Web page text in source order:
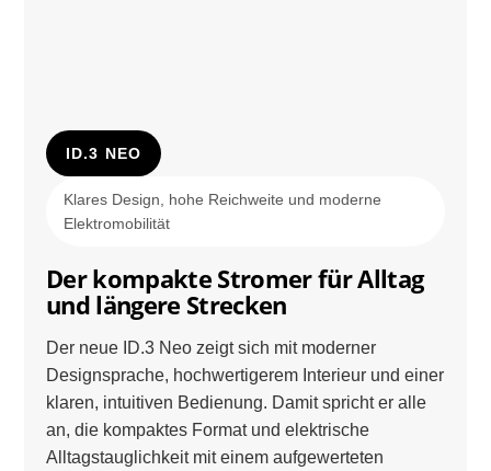
ID.3 NEO
Klares Design, hohe Reichweite und moderne
Elektromobilität
Der kompakte Stromer für Alltag
und längere Strecken
Der neue ID.3 Neo zeigt sich mit moderner
Designsprache, hochwertigerem Interieur und einer
klaren, intuitiven Bedienung. Damit spricht er alle
an, die kompaktes Format und elektrische
Alltagstauglichkeit mit einem aufgewerteten